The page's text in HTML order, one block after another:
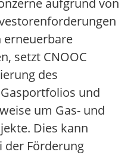
aufgrund von
erneuerbare
setzt CNOOC
des
und
um Gas- und
Dies kann
der Förderung